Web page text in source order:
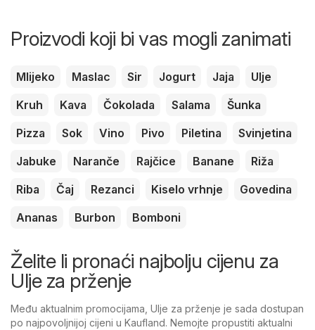
Proizvodi koji bi vas mogli zanimati
Mlijeko Maslac Sir Jogurt Jaja
Ulje
Kruh
Kava Čokolada Salama
Šunka
Pizza
Sok Vino Pivo Piletina
Svinjetina
Jabuke
Naranče Rajčice Banane
Riža
Riba
Čaj Rezanci Kiselo vrhnje
Govedina
Ananas
Burbon Bomboni
Želite li pronaći najbolju cijenu za
Ulje za prženje
Među aktualnim promocijama, Ulje za prženje je sada dostupan
po najpovoljnijoj cijeni u Kaufland. Nemojte propustiti aktualni